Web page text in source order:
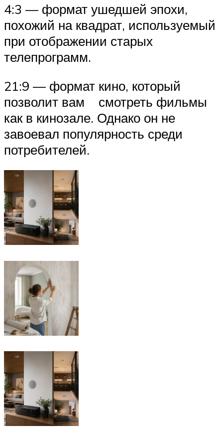
4:3 — формат ушедшей эпохи,
похожий на квадрат, используемый
при отображении старых
телепрограмм.
21:9 — формат кино, который
позволит вам смотреть фильмы
как в кинозале. Однако он не
завоевал популярность среди
потребителей.